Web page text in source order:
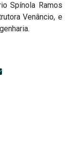
Spínola Ramos
Venâncio, e